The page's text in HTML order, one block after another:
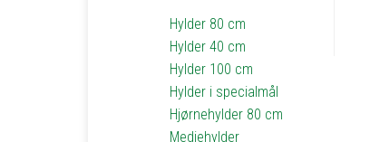
Hylder 80 cm
Hylder 40 cm
Hylder 100 cm
Hylder i specialmål
Hjørnehylder 80 cm
Mediehylder